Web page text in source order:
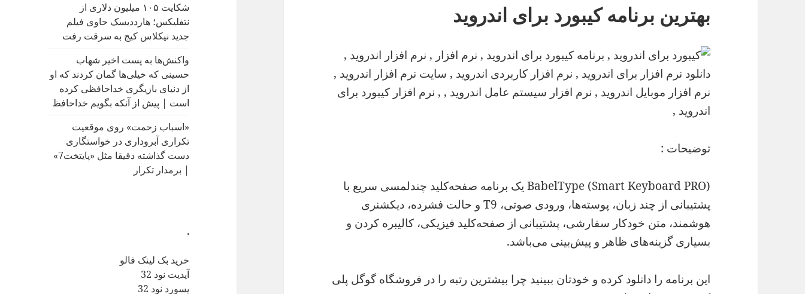
شکایت ۱۰۵ میلیون دلاری از
نتفلیکس؛ هارددیسک حاوی فیلم
جدید نیکلاس کیج به سرقت رفت
واکنش‌ها به پست اخیر شهاب
حسینی که خیلی‌ها گمان کردند که او
از دنیای بازیگری خداحافظی کرده
است | پیش از آنکه بگویم خداحافظ
«اسباب زحمت» روی موقعیت
تکراری آبروداری در خواستگاری
دست گذاشته دقیقا مثل «پایتخت7»
| برمدار تکرار
.
خرید بک لینک فالو
آپدیت نود 32
پسورد نود 32
بهترین برنامه کیبورد برای اندروید
توضیحات :
BabelType (Smart Keyboard PRO) یک برنامه صفحه‌کلید چندلمسی سریع با
پشتیبانی از چند زبان، پوسته‌ها، ورودی صوتی، T9 و حالت فشرده، دیکشنری
هوشمند، متن خودکار سفارشی، پشتیبانی از صفحه‌کلید فیزیکی، کالیبره کردن و
بسیاری گزینه‌های ظاهر و پیش‌بینی می‌باشد.
این برنامه را دانلود کرده و خودتان ببینید چرا بیشترین رتبه را در فروشگاه گوگل پلی